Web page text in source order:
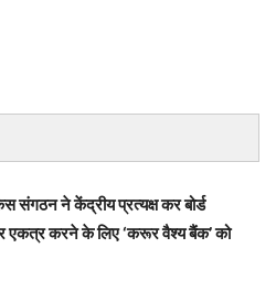
संगठन ने केंद्रीय प्रत्यक्ष कर बोर्ड
एकत्र करने के लिए ‘करूर वैश्य बैंक’ को